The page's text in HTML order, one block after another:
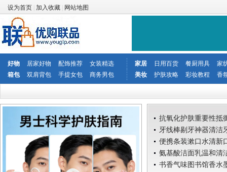
设为首页 加入收藏 网站地图
好物 居家好物 配饰推荐 女装精选 家居 日用百货 餐厨用具
家
箱包
双肩背包 手提女包 商务男包 美妆 护肤攻略 彩妆教程 香
抗氧化护肤重要性抵
延缓
牙线棒剔牙神器清洁
蛀牙
便携条装漱口水清新
防蛀
氨基酸洁面乳温和清
敏感
书香气味图书馆香水